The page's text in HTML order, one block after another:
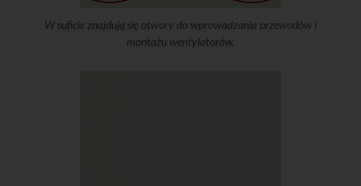
W suficie znajdują się otwory do wprowadzania przewodów i
montażu wentylatorów.